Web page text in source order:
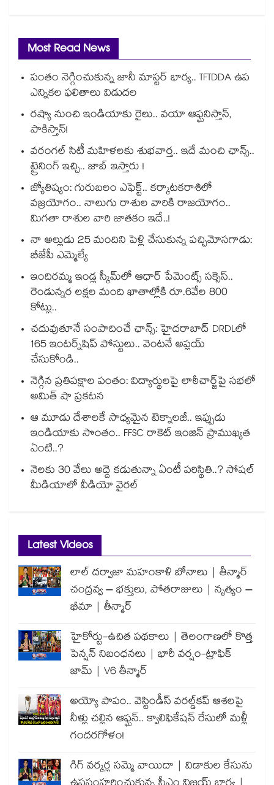
Most Read News
పంతం నెగ్గించుకున్న జానీ మాస్టర్ భార్య.. TFTDDA ఉప
ఎన్నికల ఫలితాలు విడుదల
రష్యా నుంచి ఇండియాకు రైలు.. వయా ఆఫ్ఘనిస్తాన్,
పాకిస్తాన్!
వరంగల్ సిటీ మహిళలకు శుభవార్త.. ఇదే మంచి ఛాన్స్..
ట్రైనింగ్ ఇచ్చి.. జాబ్ ఇస్తారు !
జ్యోతిష్యం: గురుబలం ఎఫెక్ట్.. కర్కాటకరాశిలో
వజ్రయోగం.. నాలుగు రాశుల వారికి రాజయోగం..
మిగతా రాశుల వారి జాతకం ఇదే..!
నా అల్లుడు 25 మందిని పెళ్లి చేసుకున్న పచ్చిమోసగాడు:
బీజేపీ ఎమ్మెల్యే
ఇందిరమ్మ ఇండ్ల స్కీమ్‌‌‌‌‌‌‌‌లో ఆధార్ పేమెంట్స్ సక్సెస్..
రెండున్నర లక్షల మంది ఖాతాల్లోకి రూ.6వేల 800
కోట్లు..
చదువుతూనే సంపాదించే ఛాన్స్: హైదరాబాద్ DRDLలో
165 ఇంటర్న్‌షిప్ పోస్టులు.. వెంటనే అప్లయ్
చేసుకోండి..
నెగ్గిన ప్రతిపక్షాల పంతం: విద్యార్థులపై లాఠీచార్జ్‎పై సభలో
అమిత్ షా ప్రకటన
ఆ మూడు దేశాలకే సాధ్యమైన టెక్నాలజీ.. ఇప్పుడు
ఇండియాకు సొంతం.. FFSC రాకెట్ ఇంజిన్ ప్రాముఖ్యత
ఏంటి..?
నెలకు 30 వేలు అద్దె కడుతున్నా ఏంటీ పరిస్థితి..? సోషల్
మీడియాలో వీడియో వైరల్
Latest Videos
లాల్ దర్వాజా మహంకాళి బోనాలు | తీన్మార్
చంద్రవ్వ – భక్తులు, పోతరాజులు | నృత్యం –
భీమా | తీన్మార్
హైకోర్టు-ఉచిత పథకాలు | తెలంగాణలో కొత్త
పెన్షన్ నిబంధనలు | భారీ వర్షం-ట్రాఫిక్
జామ్ | V6 తీన్మార్
అయ్యో పాపం.. వెస్టిండీస్ వరల్డ్‌కప్ ఆశలపై
నీళ్లు చల్లిన ఆఫ్ఘన్.. క్వాలిఫికేషన్ రేసులో మళ్లీ
గందరగోళం!
గిగ్ వర్కర్ల సమ్మె వాయిదా | విడాకుల కేసును